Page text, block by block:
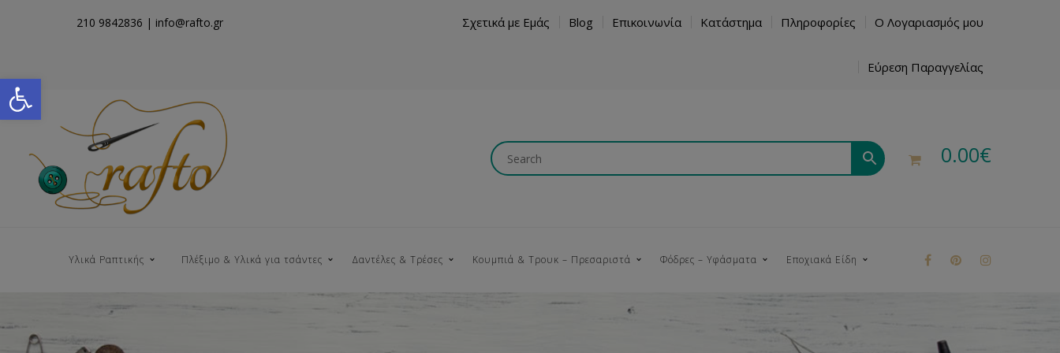
Open toolbar
210 9842836 | info@rafto.gr Σχετικά με Εμάς Blog Επικοινωνία Κατάστημα Πληροφορίες Ο Λογαριασμός μου
Εύρεση Παραγγελίας
0.00€
Υλικά Ραπτικής Πλέξιμο & Υλικά για τσάντες Δαντέλες & Τρέσες Κουμπιά & Τρουκ – Πρεσαριστά Φόδρες – Υφάσματα Εποχιακά Είδη